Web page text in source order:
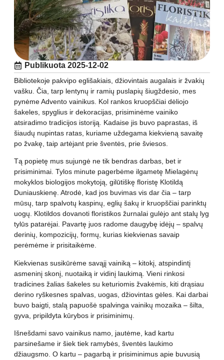
Publikuota 2025-12-02
Bibliotekoje pakvipo eglišakiais, džiovintais augalais ir žvakių
vašku. Čia, tarp lentynų ir ramių puslapių šiugždesio, mes
pynėme Advento vainikus. Kol rankos kruopščiai dėliojo
šakeles, spyglius ir dekoracijas, prisiminėme vainiko
atsiradimo tradicijos istoriją. Kadaise jis buvo paprastas, iš
šiaudų nupintas ratas, kuriame uždegama kiekvieną savaitę
po žvakę, taip artėjant prie šventės, prie šviesos.
Tą popietę mus sujungė ne tik bendras darbas, bet ir
prisiminimai. Tylos minute pagerbėme ilgametę Mielagėnų
mokyklos biologijos mokytoją, gilūtiškę floristę Klotildą
Duniauskienę. Atrodė, kad jos buvimas vis dar čia – tarp
mūsų, tarp spalvotų kaspinų, eglių šakų ir kruopščiai parinktų
uogų. Klotildos dovanoti floristikos žurnalai gulėjo ant stalų lyg
tylūs patarėjai. Pavartę juos radome daugybę idėjų – spalvų
derinių, kompozicijų, formų, kurias kiekvienas savaip
perėmėme ir prisitaikėme.
Kiekvienas susikūrėme savąjį vainiką – kitokį, atspindintį
asmeninį skonį, nuotaiką ir vidinį laukimą. Vieni rinkosi
tradicines žalias šakeles su keturiomis žvakėmis, kiti drąsiau
derino ryškesnes spalvas, uogas, džiovintas gėles. Kai darbai
buvo baigti, stalą papuošė spalvinga vainikų mozaika – šilta,
gyva, pripildyta kūrybos ir prisiminimų.
Išnešdami savo vainikus namo, jautėme, kad kartu
parsinešame ir šiek tiek ramybės, šventės laukimo
džiaugsmo. O kartu – pagarbą ir prisiminimus apie buvusią